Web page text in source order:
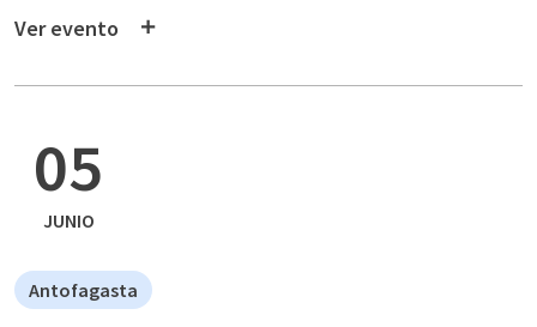
Ver evento
05
JUNIO
Antofagasta